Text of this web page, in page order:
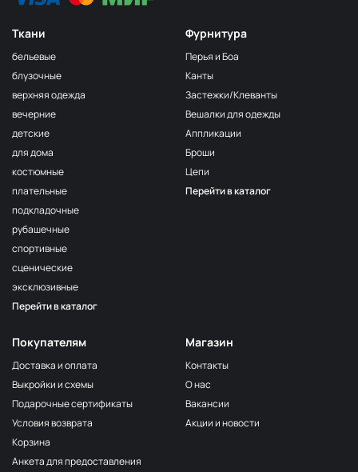
Ткани
бельевые
блузочные
верхняя одежда
вечерние
детские
для дома
костюмные
плательные
подкладочные
рубашечные
спортивные
сценические
эксклюзивные
Перейти в каталог
Фурнитура
Перья и Боа
Канты
Застежки/Клеванты
Вешалки для одежды
Аппликации
Броши
Цепи
Перейти в каталог
Покупателям
Доставка и оплата
Выкройки и схемы
Подарочные сертификаты
Условия возврата
Корзина
Анкета для предоставления
Магазин
Контакты
О нас
Вакансии
Акции и новости